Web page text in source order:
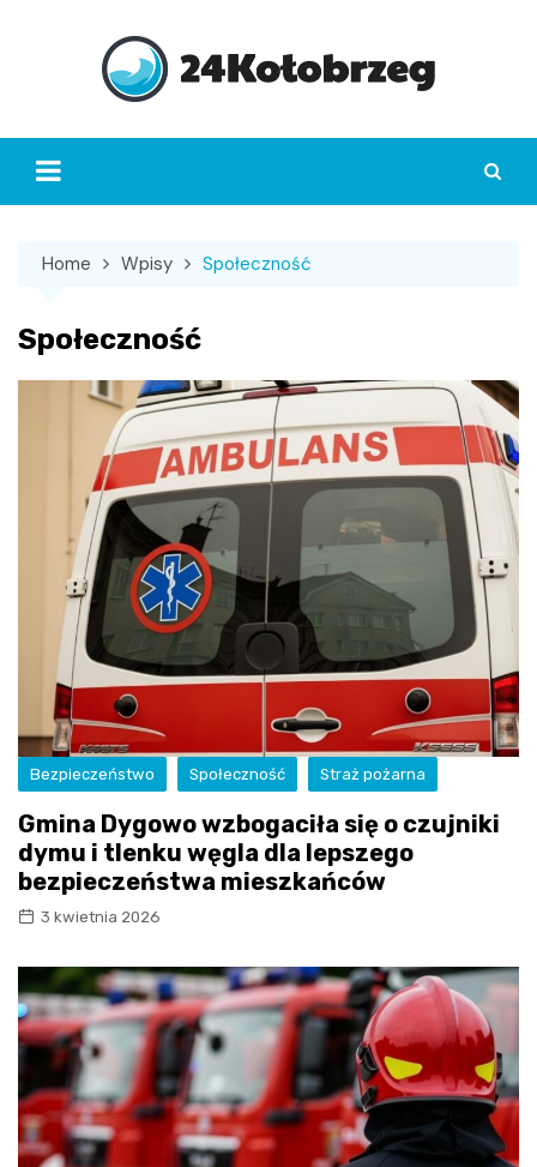
Home Wpisy Społeczność
Społeczność
Bezpieczeństwo Społeczność Straż pożarna
Gmina Dygowo wzbogaciła się o czujniki
dymu i tlenku węgla dla lepszego
bezpieczeństwa mieszkańców
3 kwietnia 2026